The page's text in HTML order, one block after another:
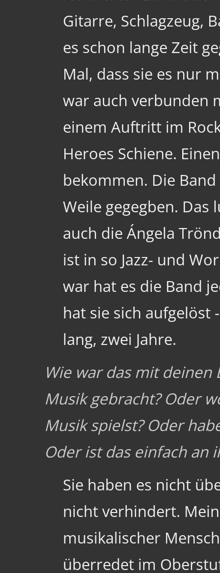
Gitarre, Schlagzeug,
es schon lange Zeit
Mal, dass sie es nur
war auch verbunden
einem Auftritt im
Heroes Schiene.
bekommen. Die
Weile gegegben.
auch die Ángela
ist in so Jazz- und
war hat es die Band
hat sie sich aufgelöst
lang, zwei Jahre.
Wie war das mit deinen
Musik gebracht? Oder
Musik spielst? Oder
Oder ist das einfach an
Sie haben es nicht
nicht verhindert.
musikalischer
überredet im